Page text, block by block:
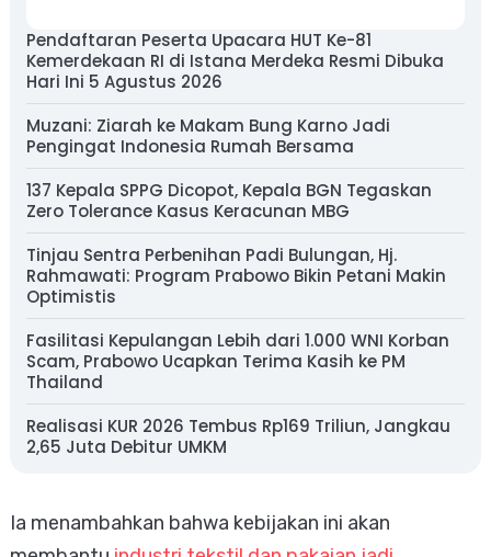
Pendaftaran Peserta Upacara HUT Ke-81
Kemerdekaan RI di Istana Merdeka Resmi Dibuka
Hari Ini 5 Agustus 2026
Muzani: Ziarah ke Makam Bung Karno Jadi
Pengingat Indonesia Rumah Bersama
137 Kepala SPPG Dicopot, Kepala BGN Tegaskan
Zero Tolerance Kasus Keracunan MBG
Tinjau Sentra Perbenihan Padi Bulungan, Hj.
Rahmawati: Program Prabowo Bikin Petani Makin
Optimistis
Fasilitasi Kepulangan Lebih dari 1.000 WNI Korban
Scam, Prabowo Ucapkan Terima Kasih ke PM
Thailand
Realisasi KUR 2026 Tembus Rp169 Triliun, Jangkau
2,65 Juta Debitur UMKM
Ia menambahkan bahwa kebijakan ini akan